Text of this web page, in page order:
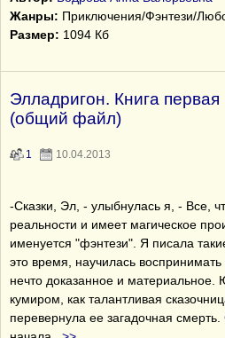
Жанры: Приключения/Фэнтези/
Размер: 1094 Кб
Элладригон. Книга первая
(общий файл)
1 10.04.2013
-Сказки, Эл, - улыбнулась я, - Все,
реальности и имеет магическое
именуется "фэнтези". Я писала
это время, научилась
нечто доказанное и
кумиром, как талантливая
перевернула ее загадочная